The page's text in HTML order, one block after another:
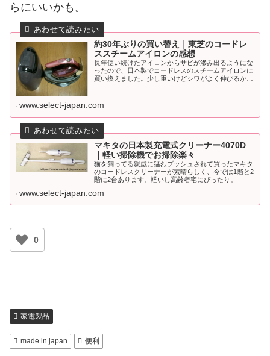
らにいいかも。
約30年ぶりの買い替え｜東芝のコードレ
ススチームアイロンの感想
長年使い続けたアイロンからサビが滲み出るようにな
ったので、日本製でコードレスのスチームアイロンに
買い換えました。少し重いけどシワがよく伸びるから
www.select-japan.com
マキタの日本製充電式クリーナー4070D
｜軽い掃除機でお掃除楽々
猫を飼ってる親戚に猛烈プッシュされて買ったマキタ
のコードレスクリーナーが素晴らしく、今では1階と2
階に2台あります。軽いし高齢者宅にぴったり。
www.select-japan.com
0
家電製品
made in japan 便利